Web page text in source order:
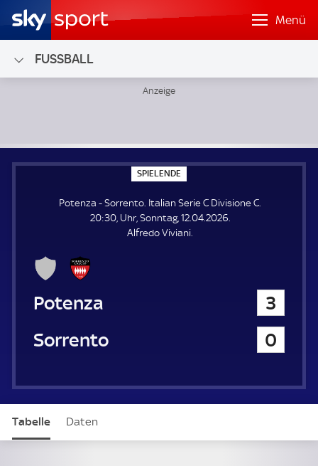
Menü
FUSSBALL
SPIELENDE
P
E
L
E
N
Potenza - Sorrento. Italian Serie C Divisione C.
20:30, Uhr, Sonntag, 12.04.2026.
Alfredo Viviani.
Potenza
3
Sorrento
0
Tabelle Daten